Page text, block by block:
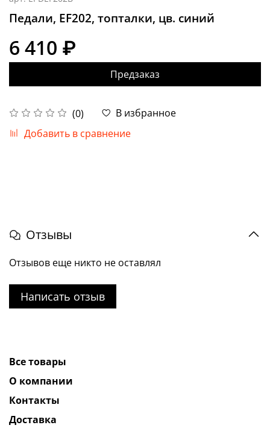
Педали, EF202, топталки, цв. синий
(0)
В избранное
Добавить в сравнение
6 410 ₽
Предзаказ
Отзывы
Отзывов еще никто не оставлял
Написать отзыв
Все товары
О компании
Контакты
Доставка